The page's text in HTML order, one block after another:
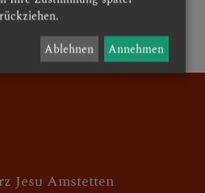
AKTIVITÄTEN
Jesu Amstetten
Ablehnen Annehmen